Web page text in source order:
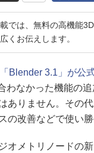
では、無料の高機能
くお伝えします。
Blender 3.1」が公
わなかった機能の
ありません。その
の改善などで使い
オメトリノードの新